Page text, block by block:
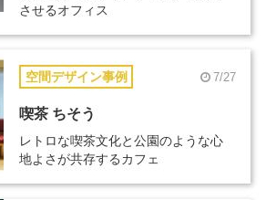
させるオフィス
空間デザイン事例 7/27
喫茶 ちそう
レトロな喫茶文化と公園のような心
地よさが共存するカフェ